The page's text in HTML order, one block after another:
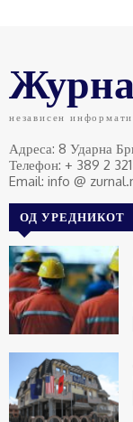
независен
Адреса: 8 Ударна
Телефон: + 389 2
Email: info @
ОД УРЕДНИКОТ